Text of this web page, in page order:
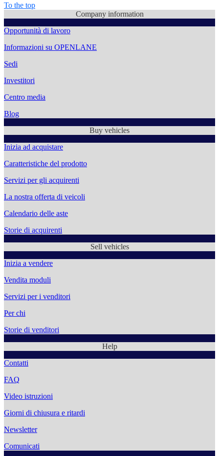
To the top
Company information
Opportunità di lavoro
Informazioni su OPENLANE
Sedi
Investitori
Centro media
Blog
Buy vehicles
Inizia ad acquistare
Caratteristiche del prodotto
Servizi per gli acquirenti
La nostra offerta di veicoli
Calendario delle aste
Storie di acquirenti
Sell vehicles
Inizia a vendere
Vendita moduli
Servizi per i venditori
Per chi
Storie di venditori
Help
Contatti
FAQ
Video istruzioni
Giorni di chiusura e ritardi
Newsletter
Comunicati